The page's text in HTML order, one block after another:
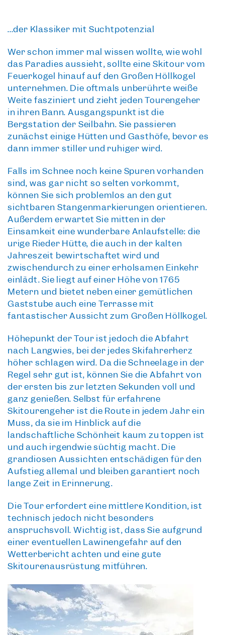
...der Klassiker mit Suchtpotenzial
Wer schon immer mal wissen wollte, wie wohl
das Paradies aussieht, sollte eineSkitour vom
Feuerkogel hinauf auf den Großen Höllkogel
unternehmen. Die oftmals unberührte weiße
Weite fasziniert und zieht jeden Tourengeher
in ihren Bann. Ausgangspunkt ist die
Bergstation der Seilbahn. Sie passieren
zunächst einige Hütten und Gasthöfe, bevor es
dann immer stiller und ruhiger wird.
Falls im Schnee noch keine Spuren vorhanden
sind, was gar nicht so selten vorkommt,
können Sie sich problemlos an den gut
sichtbaren Stangenmarkierungen orientieren.
Außerdem erwartet Sie mitten in der
Einsamkeit eine wunderbare Anlaufstelle: die
urige Rieder Hütte, die auch in der kalten
Jahreszeit bewirtschaftet wird und
zwischendurch zu einer erholsamen Einkehr
einlädt. Sie liegt auf einer Höhe von 1765
Metern und bietet neben einer gemütlichen
Gaststube auch eine Terrasse mit
fantastischer Aussicht zum Großen Höllkogel.
Höhepunkt der Tour ist jedoch dieAbfahrt
nach Langwies, bei der jedes Skifahrerherz
höher schlagen wird. Da die Schneelage in der
Regel sehr gut ist, können Sie die Abfahrt von
der ersten bis zur letzten Sekunden voll und
ganz genießen. Selbst für erfahrene
Skitourengeher ist die Route in jedem Jahr ein
Muss, da sie im Hinblick auf die
landschaftliche Schönheit kaum zu toppen ist
und auch irgendwie süchtig macht. Die
grandiosen Aussichten entschädigen für den
Aufstieg allemal und bleiben garantiert noch
lange Zeit in Erinnerung.
Die Tour erfordert eine mittlere Kondition, ist
technisch jedoch nicht besonders
anspruchsvoll. Wichtig ist, dass Sie aufgrund
einer eventuellen Lawinengefahr auf den
Wetterbericht achten und eine gute
Skitourenausrüstung mitführen.